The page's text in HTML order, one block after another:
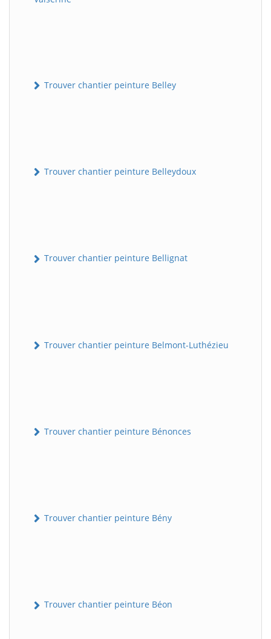
Trouver chantier peinture Belley
Trouver chantier peinture Belleydoux
Trouver chantier peinture Bellignat
Trouver chantier peinture Belmont-Luthézieu
Trouver chantier peinture Bénonces
Trouver chantier peinture Bény
Trouver chantier peinture Béon